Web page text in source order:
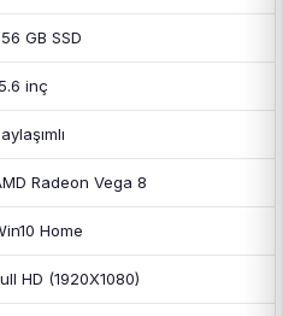
GB SSD
inç
Radeon Vega 8
Home
HD (1920X1080)